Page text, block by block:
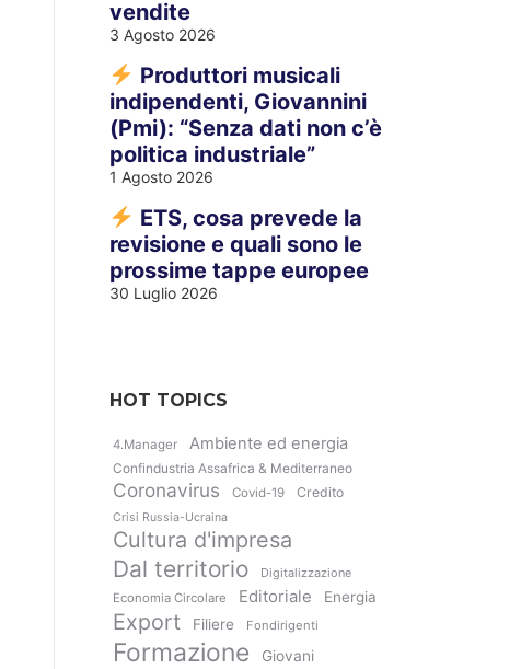
vendite
3 Agosto 2026
Produttori musicali
indipendenti, Giovannini
(Pmi): “Senza dati non c’è
politica industriale”
1 Agosto 2026
ETS, cosa prevede la
revisione e quali sono le
prossime tappe europee
30 Luglio 2026
HOT TOPICS
4.Manager Ambiente ed energia
Confindustria Assafrica & Mediterraneo
Coronavirus Covid-19 Credito
Crisi Russia-Ucraina
Cultura d'impresa
Dal territorio
Digitalizzazione
Economia Circolare
Editoriale Energia
Export Filiere Fondirigenti
Formazione
Giovani